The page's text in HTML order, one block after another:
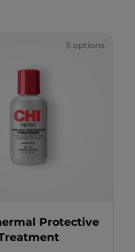
5 options
Protective